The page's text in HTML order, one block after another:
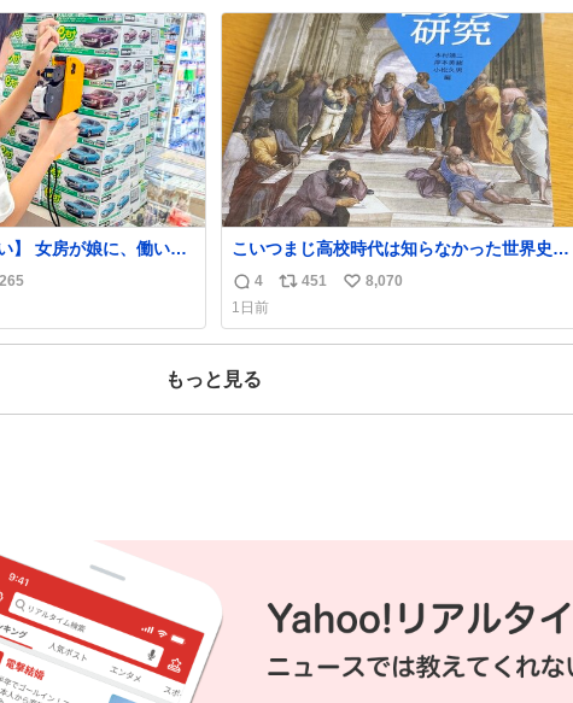
数
ス
ト
数
ね
数
】 女房が娘に、働いた
と言ったら、娘は、い
と働いてくれました。
買ってやろうと思いま
こいつまじ高校時代は知らなかった世界史が
溢れすぎてて𝑩𝑰𝑮 𝑳𝑶𝑽𝑬＿＿
返
信
数
4
リ
ス
451
い
ね
8,070
1日前
もっと見る